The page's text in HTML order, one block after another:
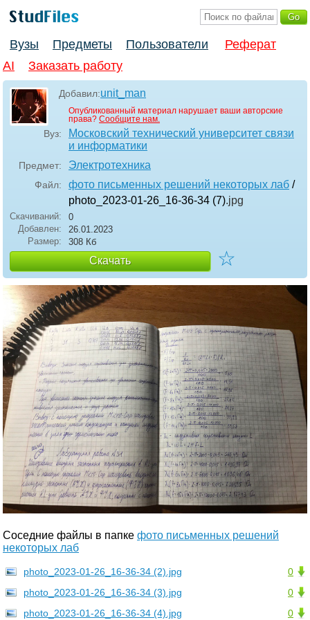
Вузы Предметы Пользователи
Реферат
AI
Заказать работу
Добавил:unit_man
Опубликованный материал нарушает ваши авторские
права? Сообщите нам.
Вуз:
Московский технический университет связи
и информатики
Предмет: Электротехника
Файл: фото письменных решений некоторых лаб /
photo_2023-01-26_16-36-34 (7).jpg
Скачиваний:
0
Добавлен:
26.01.2023
Размер:
308 Кб
Скачать ☆
Соседние файлы в папке фото письменных решений
некоторых лаб
0
photo_2023-01-26_16-36-34 (2).jpg
0
photo_2023-01-26_16-36-34 (3).jpg
0
photo_2023-01-26_16-36-34 (4).jpg